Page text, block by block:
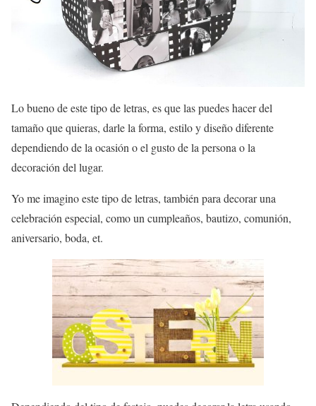
Lo bueno de este tipo de letras, es que las puedes hacer del
tamaño que quieras, darle la forma, estilo y diseño diferente
dependiendo de la ocasión o el gusto de la persona o la
decoración del lugar.
Yo me imagino este tipo de letras, también para decorar una
celebración especial, como un cumpleaños, bautizo, comunión,
aniversario, boda, et.